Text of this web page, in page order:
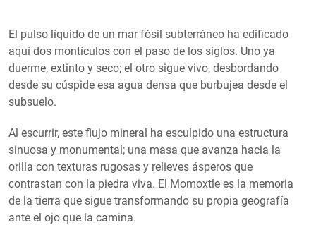
El pulso líquido de un mar fósil subterráneo ha edificado
aquí dos montículos con el paso de los siglos. Uno ya
duerme, extinto y seco; el otro sigue vivo, desbordando
desde su cúspide esa agua densa que burbujea desde el
subsuelo.
Al escurrir, este flujo mineral ha esculpido una estructura
sinuosa y monumental; una masa que avanza hacia la
orilla con texturas rugosas y relieves ásperos que
contrastan con la piedra viva. El Momoxtle es la memoria
de la tierra que sigue transformando su propia geografía
ante el ojo que la camina.